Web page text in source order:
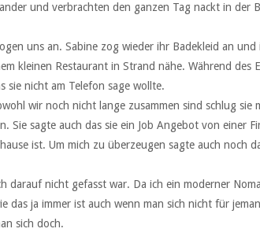
und verbrachten den ganzen Tag nackt in der
uns an. Sabine zog wieder ihr Badekleid an und
kleinen Restaurant in Strand nähe. Während des
sie nicht am Telefon sage wollte.
wir noch nicht lange zusammen sind schlug sie
Sie sagte auch das sie ein Job Angebot von einer
ist. Um mich zu überzeugen sagte auch noch
darauf nicht gefasst war. Da ich ein moderner
das ja immer ist auch wenn man sich nicht für
sich doch.